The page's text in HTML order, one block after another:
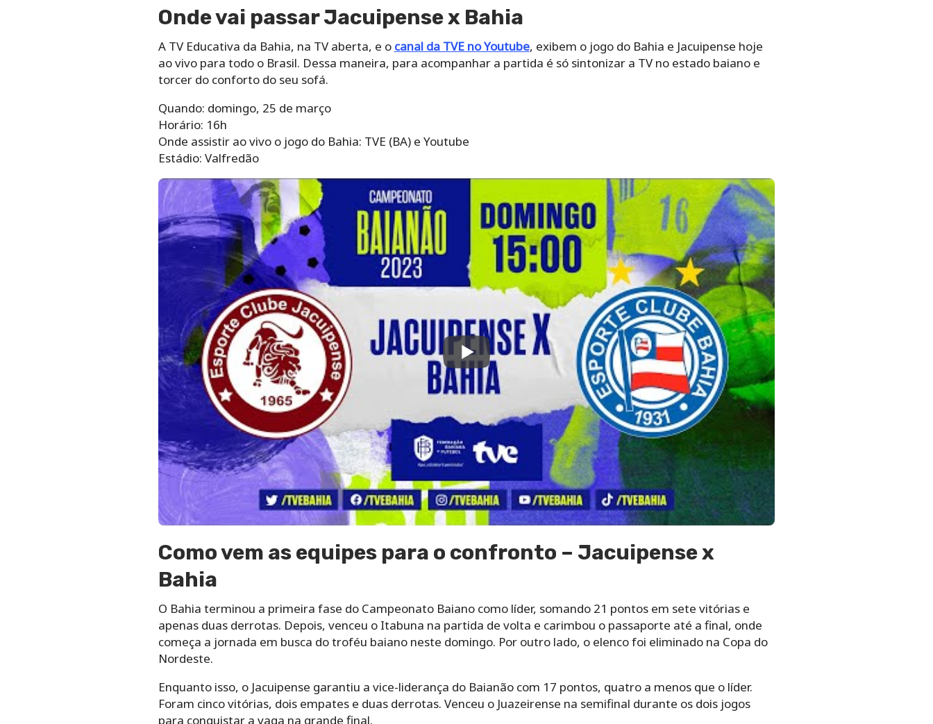
Onde vai passar Jacuipense x Bahia
A TV Educativa da Bahia, na TV aberta, e o canal da TVE no Youtube, exibem o jogo do Bahia e Jacuipense hoje
ao vivo para todo o Brasil. Dessa maneira, para acompanhar a partida é só sintonizar a TV no estado baiano e
torcer do conforto do seu sofá.
Quando: domingo, 25 de março
Horário: 16h
Onde assistir ao vivo o jogo do Bahia: TVE (BA) e Youtube
Estádio: Valfredão
Como vem as equipes para o confronto – Jacuipense x
Bahia
O Bahia terminou a primeira fase do Campeonato Baiano como líder, somando 21 pontos em sete vitórias e
apenas duas derrotas. Depois, venceu o Itabuna na partida de volta e carimbou o passaporte até a final, onde
começa a jornada em busca do troféu baiano neste domingo. Por outro lado, o elenco foi eliminado na Copa do
Nordeste.
Enquanto isso, o Jacuipense garantiu a vice-liderança do Baianão com 17 pontos, quatro a menos que o líder.
Foram cinco vitórias, dois empates e duas derrotas. Venceu o Juazeirense na semifinal durante os dois jogos
para conquistar a vaga na grande final.